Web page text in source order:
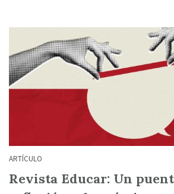
ARTÍCULO
Revista Educar: Un